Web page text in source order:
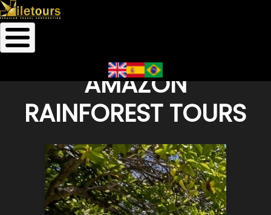
Ruta
Inicio
AMAZON
RAINFOREST TOURS